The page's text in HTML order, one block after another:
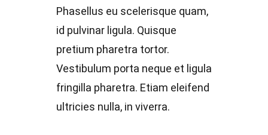
Phasellus eu scelerisque quam,
id pulvinar ligula. Quisque
pretium pharetra tortor.
Vestibulum porta neque et ligula
fringilla pharetra. Etiam eleifend
ultricies nulla, in viverra.